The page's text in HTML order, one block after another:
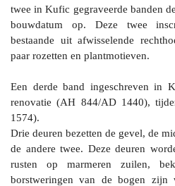
twee in Kufic gegraveerde banden
bouwdatum op. Deze twee
bestaande uit afwisselende
paar rozetten en plantmotieven.
Een derde band ingeschreven in
renovatie (AH 844/AD 1440),
1574).
Drie deuren bezetten de gevel, de
de andere twee. Deze deuren
rusten op marmeren zuilen,
borstweringen van de bogen zijn